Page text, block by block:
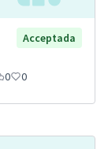
Acceptada
0 0